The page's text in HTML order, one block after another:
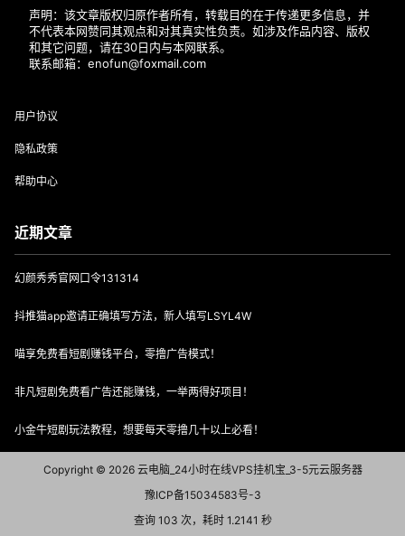
声明：该文章版权归原作者所有，转载目的在于传递更多信息，并
不代表本网赞同其观点和对其真实性负责。如涉及作品内容、版权
和其它问题，请在30日内与本网联系。
联系邮箱：enofun@foxmail.com
用户协议
隐私政策
帮助中心
近期文章
幻颜秀秀官网口令131314
抖推猫app邀请正确填写方法，新人填写LSYL4W
喵享免费看短剧赚钱平台，零撸广告模式！
非凡短剧免费看广告还能赚钱，一举两得好项目！
小金牛短剧玩法教程，想要每天零撸几十以上必看！
Copyright © 2026云电脑_24小时在线VPS挂机宝_3-5元云服务器
豫ICP备15034583号-3
查询 103 次，耗时 1.2141 秒